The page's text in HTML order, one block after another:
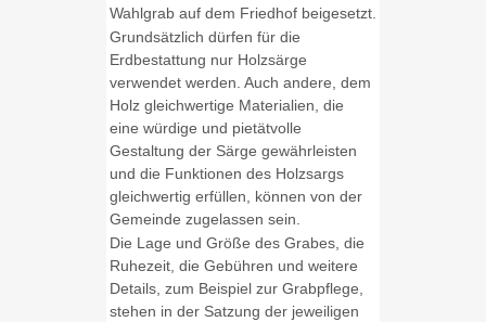
Wahlgrab auf dem Friedhof beigesetzt.
Grundsätzlich dürfen für die
Erdbestattung nur Holzsärge
verwendet werden. Auch andere, dem
Holz gleichwertige Materialien, die
eine würdige und pietätvolle
Gestaltung der Särge gewährleisten
und die Funktionen des Holzsargs
gleichwertig erfüllen, können von der
Gemeinde zugelassen sein.
Die Lage und Größe des Grabes, die
Ruhezeit, die Gebühren und weitere
Details, zum Beispiel zur Grabpflege,
stehen in der Satzung der jeweiligen